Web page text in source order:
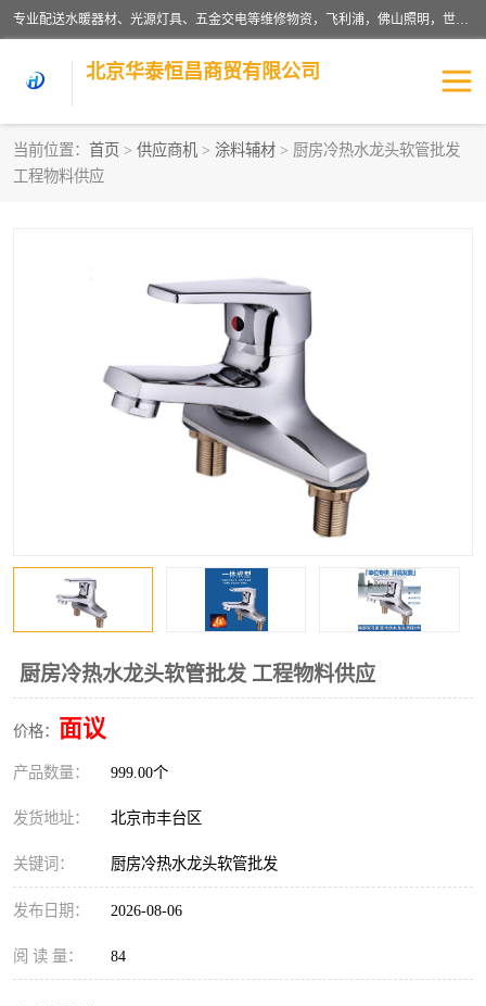
专业配送水暖器材、光源灯具、五金交电等维修物资，飞利浦，佛山照明，世达，博世，九牧，特陶等各产品涉及国内外知名品牌。公司专注与物业、学校、酒店、工厂等单位合作，提供一站式配送服务，降低客户综合成本。依托电子商务改变传统模式，以专业的团队为客户提供24H物资配送到达，货到月结、统一开票，便捷退换等服务，提高了企业的运营效率。
北京华泰恒昌商贸有限公司
当前位置： 首页 > 供应商机 > 涂料辅材 > 厨房冷热水龙头软管批发
工程物料供应
厨房冷热水龙头软管批发 工程物料供应
价格： 面议
产品数量： 999.00个
发货地址： 北京市丰台区
关键词： 厨房冷热水龙头软管批发
发布日期： 2026-08-06
阅 读 量： 84
水暖阀门